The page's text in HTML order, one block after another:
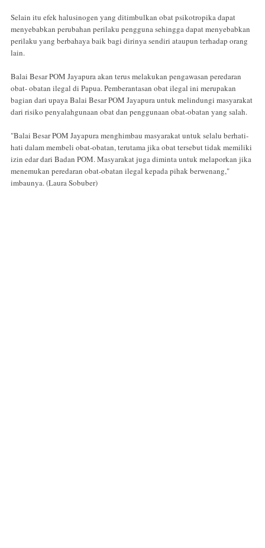
Selain itu efek halusinogen yang ditimbulkan obat psikotropika dapat
menyebabkan perubahan perilaku pengguna sehingga dapat menyebabkan
perilaku yang berbahaya baik bagi dirinya sendiri ataupun terhadap orang
lain.
Balai Besar POM Jayapura akan terus melakukan pengawasan peredaran
obat- obatan ilegal di Papua. Pemberantasan obat ilegal ini merupakan
bagian dari upaya Balai Besar POM Jayapura untuk melindungi masyarakat
dari risiko penyalahgunaan obat dan penggunaan obat-obatan yang salah.
"Balai Besar POM Jayapura menghimbau masyarakat untuk selalu berhati-
hati dalam membeli obat-obatan, terutama jika obat tersebut tidak memiliki
izin edar dari Badan POM. Masyarakat juga diminta untuk melaporkan jika
menemukan peredaran obat-obatan ilegal kepada pihak berwenang,"
imbaunya. (Laura Sobuber)